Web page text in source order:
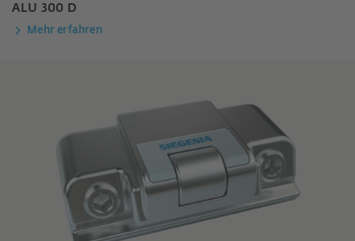
ALU 300 D
Mehr erfahren